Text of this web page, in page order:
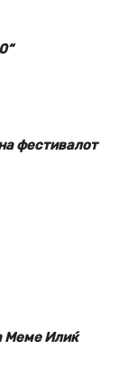
фестивалот
Меме Илиќ